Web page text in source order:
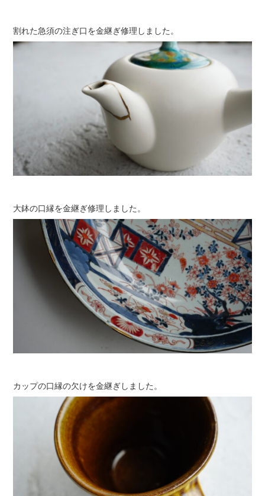
割れた急須の注ぎ口を金継ぎ修理しました。
大鉢の口縁を金継ぎ修理しました。
カップの口縁の欠けを金継ぎしました。